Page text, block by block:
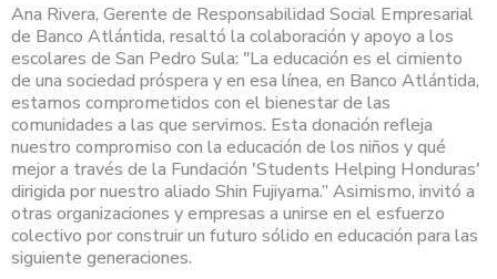
Ana Rivera, Gerente de Responsabilidad Social Empresarial
de Banco Atlántida, resaltó la colaboración y apoyo a los
escolares de San Pedro Sula: "La educación es el cimiento
de una sociedad próspera y en esa línea, en Banco Atlántida,
estamos comprometidos con el bienestar de las
comunidades a las que servimos. Esta donación refleja
nuestro compromiso con la educación de los niños y qué
mejor a través de la Fundación 'Students Helping Honduras'
dirigida por nuestro aliado Shin Fujiyama.” Asimismo, invitó a
otras organizaciones y empresas a unirse en el esfuerzo
colectivo por construir un futuro sólido en educación para las
siguiente generaciones.